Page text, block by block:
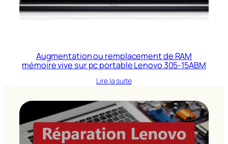
Augmentation ou remplacement de RAM
mémoire vive sur pc portable Lenovo 305-15ABM
Lire la suite